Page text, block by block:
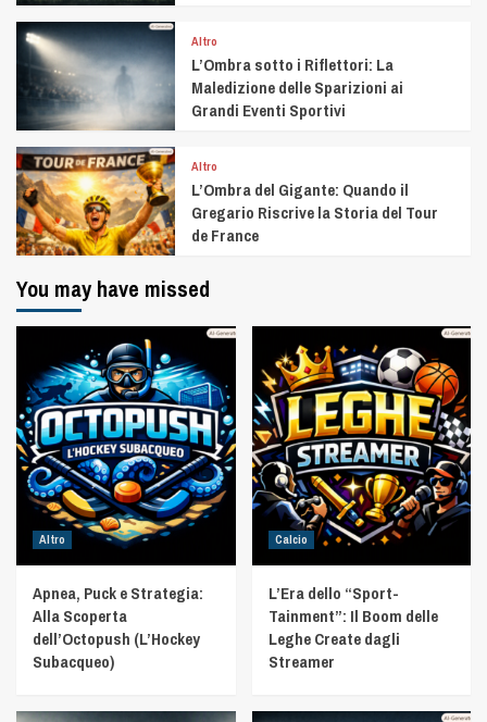
Altro
L’Ombra sotto i Riflettori: La
Maledizione delle Sparizioni ai
Grandi Eventi Sportivi
Altro
L’Ombra del Gigante: Quando il
Gregario Riscrive la Storia del Tour
de France
You may have missed
Altro
Apnea, Puck e Strategia:
Alla Scoperta
dell’Octopush (L’Hockey
Subacqueo)
Calcio
L’Era dello “Sport-
Tainment”: Il Boom delle
Leghe Create dagli
Streamer